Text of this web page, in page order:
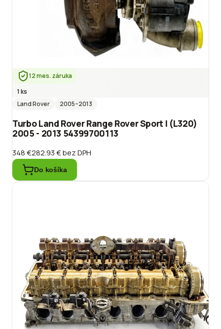
12 mes. záruka
1 ks
Land Rover
2005–2013
Turbo Land Rover Range Rover Sport I (L320)
2005 - 2013 54399700113
348 €282.93 €bez DPH
Do košíka